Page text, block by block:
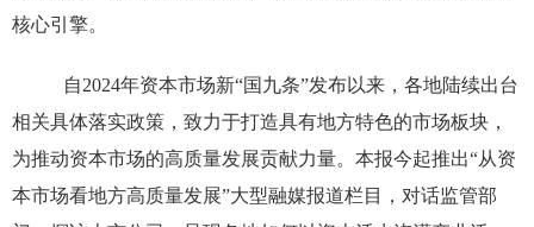
核心引擎。
自2024年资本市场新“国九条”发布以来，各地陆续出台
相关具体落实政策，致力于打造具有地方特色的市场板块，
为推动资本市场的高质量发展贡献力量。本报今起推出“从资
本市场看地方高质量发展”大型融媒报道栏目，对话监管部